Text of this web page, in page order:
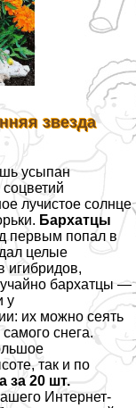
звезда
усыпан
лучистое солнце
Бархатцы
первым попал в
целые
игибридов,
бархатцы —
у
их можно сеять
снега.
так и по
за 20 шт.
Интернет-